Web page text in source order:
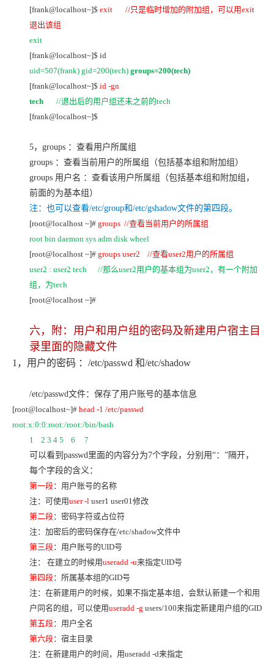
[frank@localhost~]$ exit //只是临时增加的附加组，可以用exit
退出该组
exit
[frank@localhost~]$ id
uid=507(frank) gid=200(tech) groups=200(tech)
[frank@localhost~]$ id -gn
tech //退出后的用户组还未之前的tech
[frank@localhost~]$
5，groups ：查看用户所属组
groups ：查看当前用户的所属组（包括基本组和附加组）
groups 用户名 ：查看该用户所属组（包括基本组和附加组，
前面的为基本组）
注：也可以查看/etc/group和/etc/gshadow文件的第四段。
[root@localhost ~]# groups //查看当前用户的所属组
root bin daemon sys adm disk wheel
[root@localhost ~]# groups user2 //查看user2用户的所属组
user2 : user2 tech //那么user2用户的基本组为user2，有一个附加
组，为tech
[root@localhost ~]#
六，
附：用户和用户组的密码及新建用户宿主目
录里面的隐藏文件
1 ，用户的密码 ：/etc/passwd 和/etc/shadow
/etc/passwd文件：保存了用户账号的基本信息
[root@localhost~]# head -1 /etc/passwd
root:x:0:0:root:/root:/bin/bash
1 2 3 4 5 6 7
可以看到passwd里面的内容分为7个字段，分别用“：”隔开，
每个字段的含义：
第一段：用户账号的名称
注：可使用user -l user1 user01修改
第二段：密码字符或占位符
注：加密后的密码保存在/etc/shadow文件中
第三段：用户账号的UID号
注： 在建立的时候用useradd -u来指定UID号
第四段：所属基本组的GID号
注：在新建用户的时候，如果不指定基本组，会默认新建一个和用
户同名的组，可以使用useradd -g users/100来指定新建用户组的GID
第五段：用户全名
第六段：宿主目录
注：在新建用户的时间，用useradd -d来指定